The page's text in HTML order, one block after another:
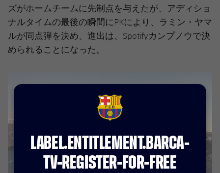
順位表
ズがホームチームに先制点を与えたが、アディショ
ナルタイムの最後の瞬間にPKにより、ラミン・ヤマ
ルが同点弾を決め、進出は、Spotifyカンプノウで決
められることになった。
FCB Barcelona badge
LABEL.ENTITLEMENT.BARCA-
TV-REGISTER-FOR-FREE